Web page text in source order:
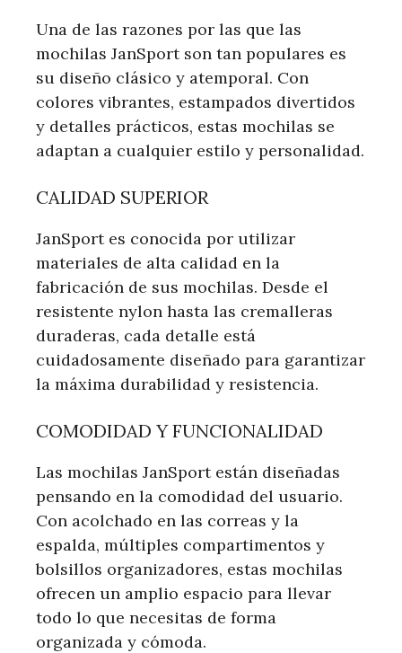
Una de las razones por las que las
mochilas JanSport son tan populares es
su diseño clásico y atemporal. Con
colores vibrantes, estampados divertidos
y detalles prácticos, estas mochilas se
adaptan a cualquier estilo y personalidad.
CALIDAD SUPERIOR
JanSport es conocida por utilizar
materiales de alta calidad en la
fabricación de sus mochilas. Desde el
resistente nylon hasta las cremalleras
duraderas, cada detalle está
cuidadosamente diseñado para garantizar
la máxima durabilidad y resistencia.
COMODIDAD Y FUNCIONALIDAD
Las mochilas JanSport están diseñadas
pensando en la comodidad del usuario.
Con acolchado en las correas y la
espalda, múltiples compartimentos y
bolsillos organizadores, estas mochilas
ofrecen un amplio espacio para llevar
todo lo que necesitas de forma
organizada y cómoda.